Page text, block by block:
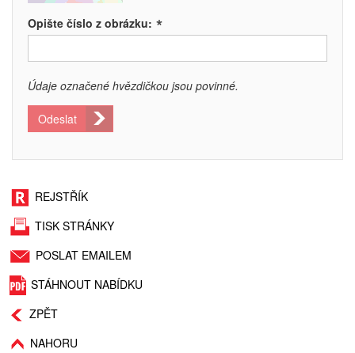
Opište číslo z obrázku: *
Údaje označené hvězdičkou jsou povinné.
Odeslat
REJSTŘÍK
TISK STRÁNKY
POSLAT EMAILEM
STÁHNOUT NABÍDKU
ZPĚT
NAHORU